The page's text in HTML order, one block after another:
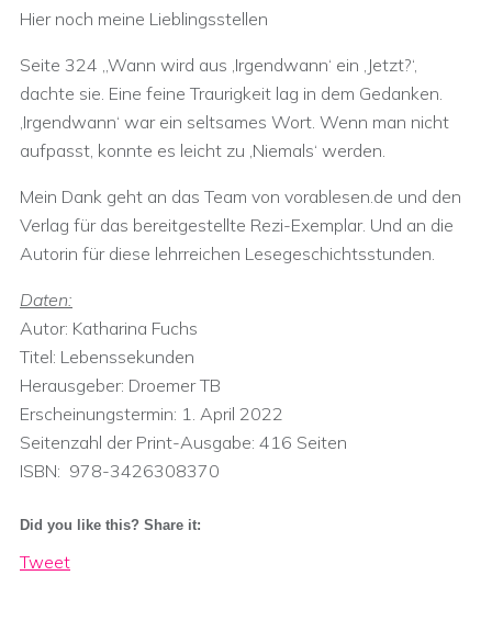
Hier noch meine Lieblingsstellen
Seite 324 „Wann wird aus ‚Irgendwann‘ ein ‚Jetzt?‘,
dachte sie. Eine feine Traurigkeit lag in dem Gedanken.
‚Irgendwann‘ war ein seltsames Wort. Wenn man nicht
aufpasst, konnte es leicht zu ‚Niemals‘ werden.
Mein Dank geht an das Team von vorablesen.de und den
Verlag für das bereitgestellte Rezi-Exemplar. Und an die
Autorin für diese lehrreichen Lesegeschichtsstunden.
Daten:
Autor: Katharina Fuchs
Titel: Lebenssekunden
Herausgeber:‎ Droemer TB
Erscheinungstermin:‎ 1. April 2022
Seitenzahl der Print-Ausgabe:‎ 416 Seiten
ISBN: ‎ 978-3426308370
Did you like this? Share it:
Tweet